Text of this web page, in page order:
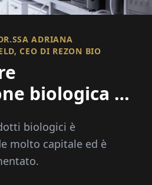
ADRIANA
CEO DI REZON BIO
biologica in
biologici è
molto capitale ed è